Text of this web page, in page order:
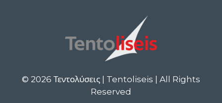
© 2026 Τεντολύσεις | Tentoliseis | All Rights
Reserved